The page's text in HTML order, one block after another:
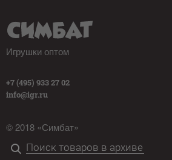
Игрушки оптом
+7 (495) 933 27 02
info@igr.ru
© 2018 «Симбат»